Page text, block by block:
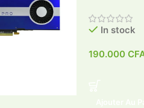
In stock
190.000